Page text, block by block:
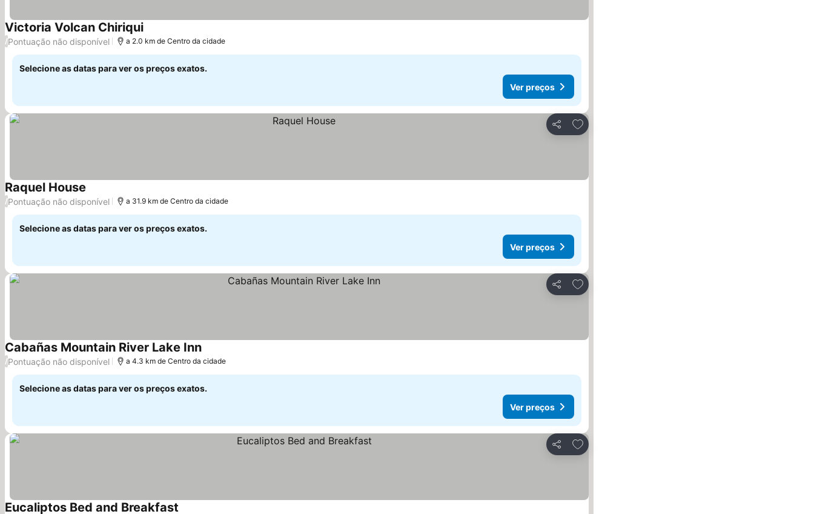
Victoria Volcan ChiriquiVer preços
/Pontuação não disponível a 2.0 km de Centro da cidade
Selecione as datas para ver os preços exatos.
Ver preços
Partilhar
Adicionar aos favoritos
Raquel House Ver preços
/Pontuação não disponível a 31.9 km de Centro da cidade
Selecione as datas para ver os preços exatos.
Ver preços
Partilhar
Adicionar aos favoritos
Cabañas Mountain River Lake InnVer preços
/Pontuação não disponível a 4.3 km de Centro da cidade
Selecione as datas para ver os preços exatos.
Ver preços
Partilhar
Adicionar aos favoritos
Eucaliptos Bed and Breakfast